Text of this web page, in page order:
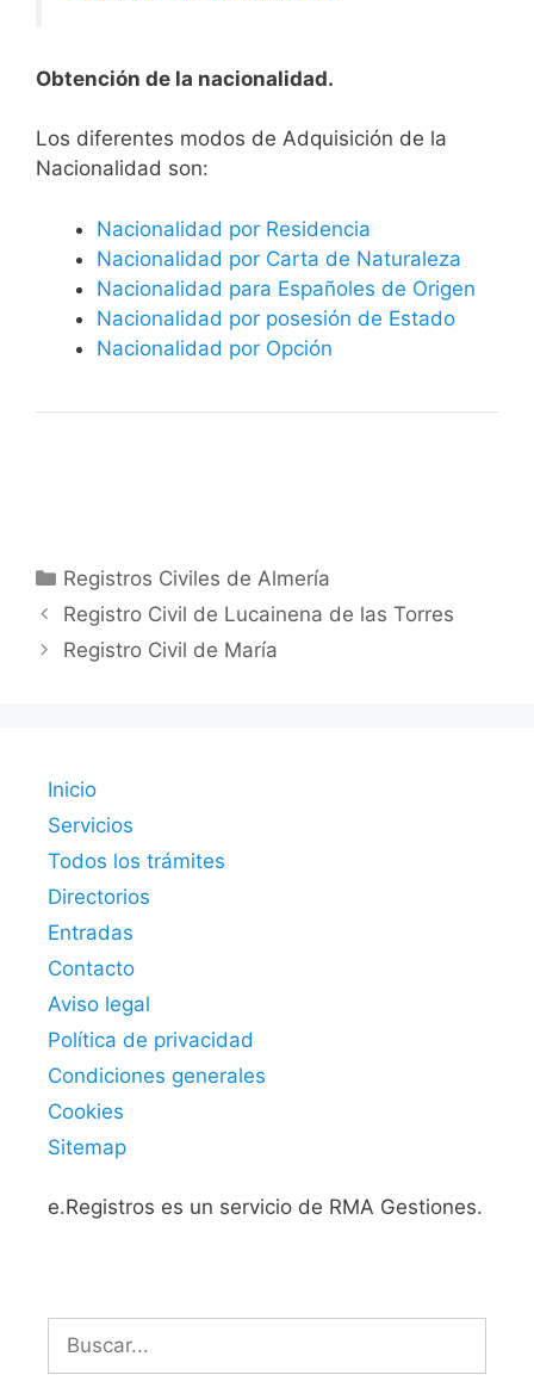
Obtención de la nacionalidad.
​​​Los diferentes modos de Adquisición de la
Nacionalidad son:
Nacionalidad por Residencia
Nacionalidad por Carta de Naturaleza
Nacionalidad para Españoles de Origen
Nacionalidad por posesión de Estado
Nacionalidad por Opción
Categorías
Registros Civiles de Almería
Registro Civil de Lucainena de las Torres
Registro Civil de María
Inicio
Servicios
Todos los trámites
Directorios
Entradas
Contacto
Aviso legal
Política de privacidad
Condiciones generales
Cookies
Sitemap
e.Registros es un servicio de RMA Gestiones.
Buscar: